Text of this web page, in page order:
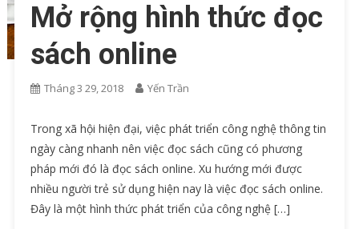
Mở rộng hình thức đọc
sách online
Tháng 3 29, 2018 Yến Trần
Trong xã hội hiện đại, việc phát triển công nghệ thông tin
ngày càng nhanh nên việc đọc sách cũng có phương
pháp mới đó là đọc sách online. Xu hướng mới được
nhiều người trẻ sử dụng hiện nay là việc đọc sách online.
Đây là một hình thức phát triển của công nghệ […]